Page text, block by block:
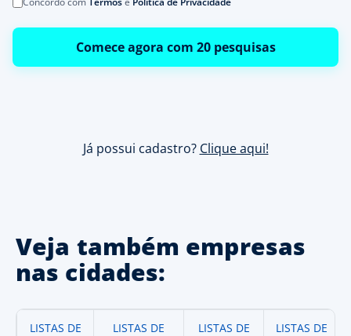
Comece agora com 20 pesquisas
Já possui cadastro? Clique aqui!
Veja também empresas
nas cidades:
LISTAS DE
LISTAS DE
LISTAS DE
LISTAS DE